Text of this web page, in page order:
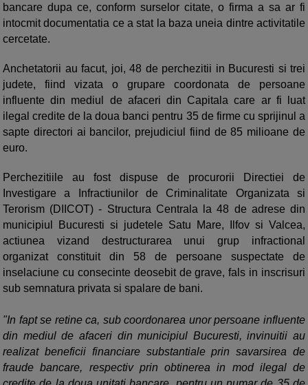
bancare dupa ce, conform surselor citate, o firma a sa ar fi
intocmit documentatia ce a stat la baza uneia dintre activitatile
cercetate.
Anchetatorii au facut, joi, 48 de perchezitii in Bucuresti si trei
judete, fiind vizata o grupare coordonata de persoane
influente din mediul de afaceri din Capitala care ar fi luat
ilegal credite de la doua banci pentru 35 de firme cu sprijinul a
sapte directori ai bancilor, prejudiciul fiind de 85 milioane de
euro.
Perchezitiile au fost dispuse de procurorii Directiei de
Investigare a Infractiunilor de Criminalitate Organizata si
Terorism (DIICOT) - Structura Centrala la 48 de adrese din
municipiul Bucuresti si judetele Satu Mare, Ilfov si Valcea,
actiunea vizand destructurarea unui grup infractional
organizat constituit din 58 de persoane suspectate de
inselaciune cu consecinte deosebit de grave, fals in inscrisuri
sub semnatura privata si spalare de bani.
"In fapt se retine ca, sub coordonarea unor persoane influente
din mediul de afaceri din municipiul Bucuresti, invinuitii au
realizat beneficii financiare substantiale prin savarsirea de
fraude bancare, respectiv prin obtinerea in mod ilegal de